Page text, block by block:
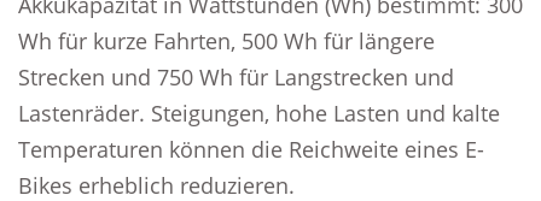
Wh für kurze Fahrten, 500 Wh für längere
Strecken und 750 Wh für Langstrecken und
Lastenräder. Steigungen, hohe Lasten und kalte
Temperaturen können die Reichweite eines E-
Bikes erheblich reduzieren.